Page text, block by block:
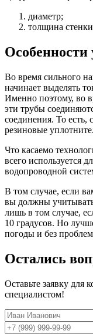
диаметр;
толщина
Особенности
Во время сильного
начинает выделять
Именно поэтому, во
эти трубы
соединения. То есть,
резиновые
Что касаемо
всего используется
водопроводной
В том случае, если
вы должны
лишь в том случае,
10 градусов. Но
погоды и без
Остались
Оставьте заявку для
специалистом!